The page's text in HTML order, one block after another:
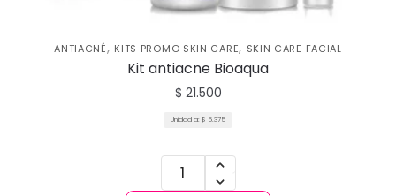
ANTIACNÉ, KITS PROMO SKIN CARE, SKIN CARE FACIAL
Kit antiacne Bioaqua
$ 21.500
Unidad a: $ 5.375